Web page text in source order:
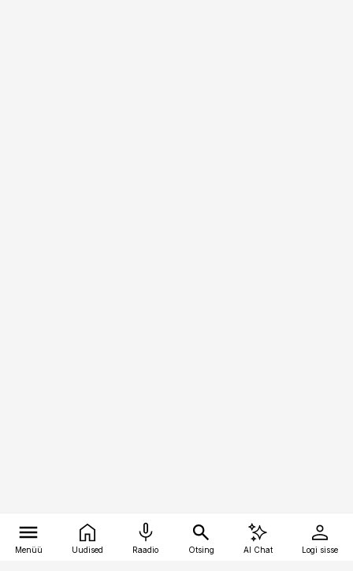
Menüü Uudised Raadio Otsing AI Chat Logi sisse